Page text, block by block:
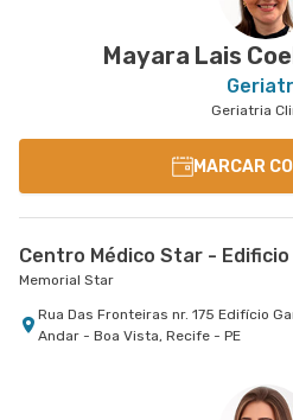
Mayara Lais
Geriatria
MARCAR
Centro Médico Star - Edificio
Memorial Star
Rua Das Fronteiras nr. 175 Edifício
Andar - Boa Vista, Recife - PE